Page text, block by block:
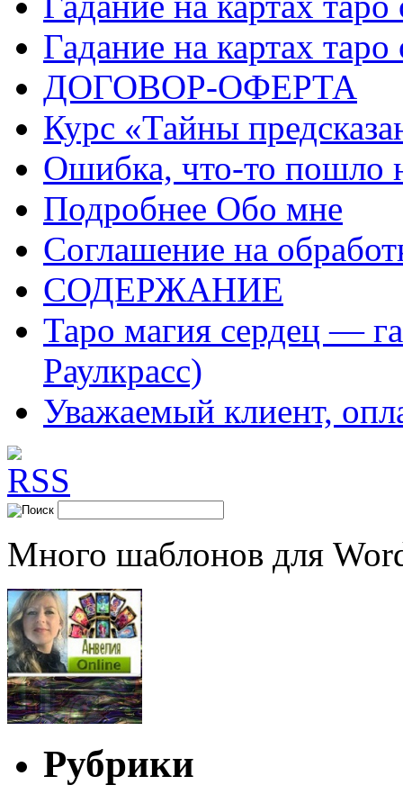
Гадание на картах
ДОГОВОР-ОФЕРТА
Курс «Тайны
Ошибка, что-то пошло
Подробнее Обо мне
Соглашение на
СОДЕРЖАНИЕ
Таро магия сердец —
Раулкрасс)
Уважаемый клиент,
Много шаблонов для
Рубрики